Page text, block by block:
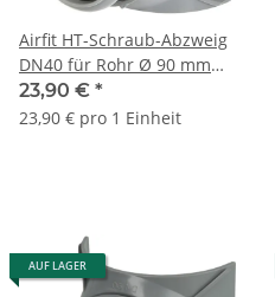
Airfit HT-Schraub-Abzweig
DN40 für Rohr Ø 90 mm
29040AZ
23,90 € *
23,90 € pro 1 Einheit
AUF LAGER